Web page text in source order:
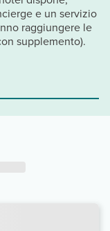
e un servizio
raggiungere le
supplemento).